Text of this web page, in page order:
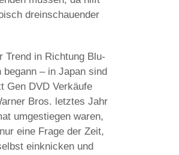
dreinschauender
Trend in Richtung Blu-
begann – in Japan sind
Gen DVD Verkäufe
Bros. letztes Jahr
umgestiegen waren,
eine Frage der Zeit,
einknicken und